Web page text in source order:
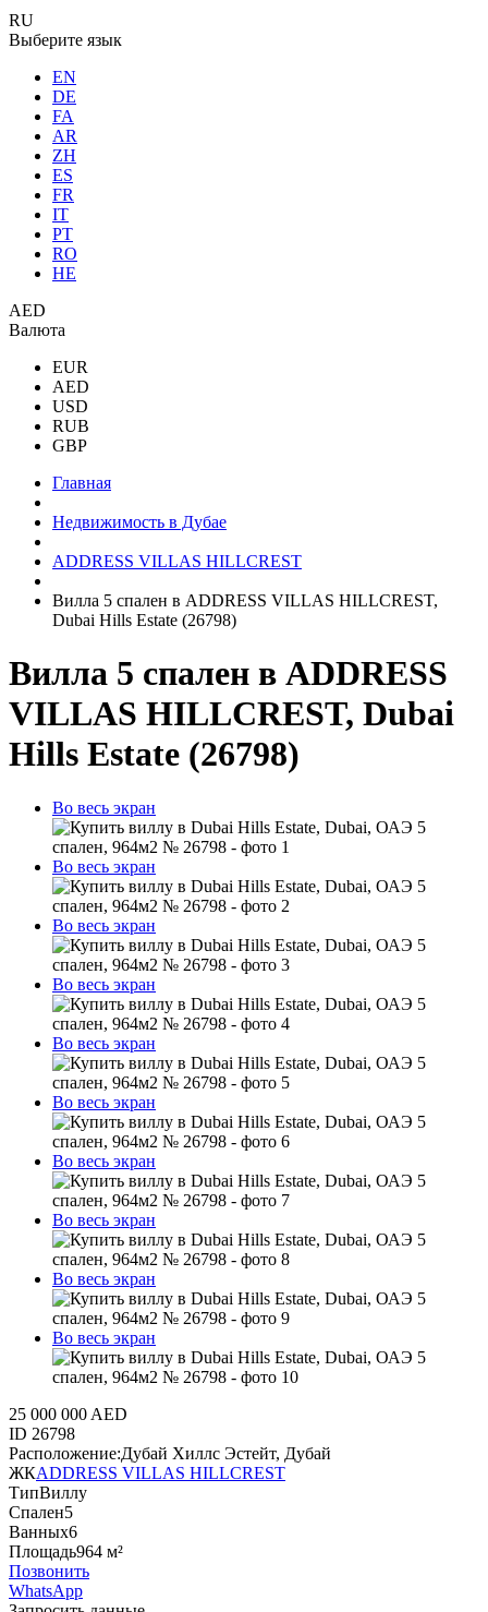
RU
Выберите язык
EN
DE
FA
AR
ZH
ES
FR
IT
PT
RO
HE
AED
Валюта
EUR
AED
USD
RUB
GBP
Главная
Недвижимость в Дубае
ADDRESS VILLAS HILLCREST
Вилла 5 спален в ADDRESS VILLAS HILLCREST,
Dubai Hills Estate (26798)
Вилла 5 спален в ADDRESS
VILLAS HILLCREST, Dubai
Hills Estate (26798)
Во весь экран
Во весь экран
Во весь экран
Во весь экран
Во весь экран
Во весь экран
Во весь экран
Во весь экран
Во весь экран
Во весь экран
25 000 000 AED
ID 26798
Расположение:Дубай Хиллс Эстейт, Дубай
ЖКADDRESS VILLAS HILLCREST
ТипВиллу
Спален5
Ванных6
Площадь964 м²
Позвонить
WhatsApp